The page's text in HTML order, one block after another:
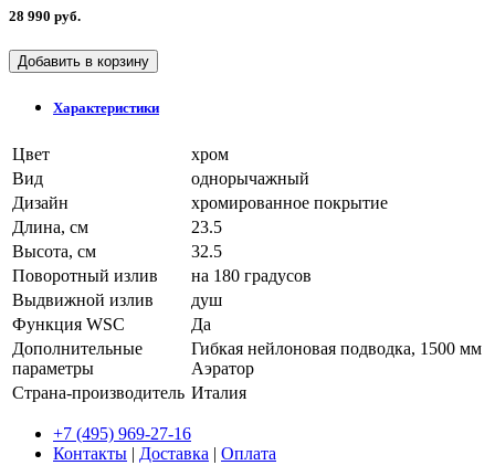
28 990 руб.
Добавить в корзину
Характеристики
Цвет
хром
Вид
однорычажный
Дизайн
хромированное покрытие
Длина, см
23.5
Высота, см
32.5
Поворотный излив
на 180 градусов
Выдвижной излив
душ
Функция WSC
Да
Дополнительные
параметры
Гибкая нейлоновая подводка, 1500 мм
Аэратор
Страна-производитель Италия
+7 (495) 969-27-16
Контакты | Доставка | Оплата